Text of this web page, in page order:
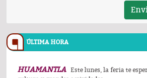
ÚLTIMA HORA
HUAMANTLA
Este lunes, la feria te